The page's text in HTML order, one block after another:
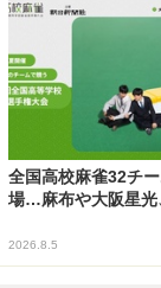
全国高校麻雀32チ
場…麻布や大阪星光
2026.8.5